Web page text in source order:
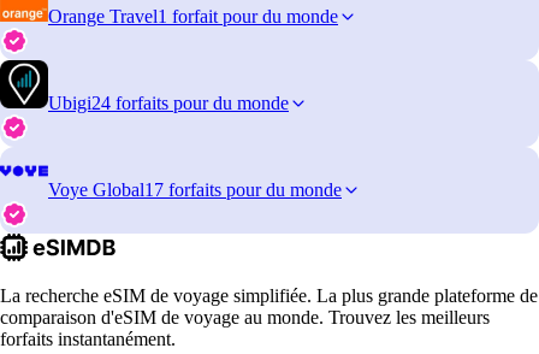
Orange Travel1 forfait pour du monde
Ubigi24 forfaits pour du monde
Voye Global17 forfaits pour du monde
La recherche eSIM de voyage simplifiée. La plus grande plateforme de
comparaison d'eSIM de voyage au monde. Trouvez les meilleurs
forfaits instantanément.